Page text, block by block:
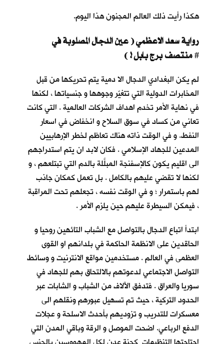
هكذا رأيت ذلك العالم المجنون هذا اليوم.
رواية سعد الاعظمي ( عين الدجال المصلوبة في
#
لم يكن البغدادي الدجال الا دمية يتم تحريكها من قبل
المخابرات الدولية التي تتغيّر وجوهها و جنسياتها ، لكنها
في نهاية الأمر تخدم اهداف الشركات العالمية . التي كانت
تعاني من كساد في سوق السلاح و انخفاض في اسعار
النفط. و في الوقت ذاته هناك تعاظم لخطر الإرهابيين
المدعين للجهاد الإسلامي . فكان لابد ان يتم استدراجهم
الى اقليم يكون كالإسفنجة المبلَّلة بالدم التي تبتلعهم ، و
لكنها لا تقضي عليهم بالكامل . بل تعمل كمكان جاذب
لهم باستمرار ؛ و في الوقت نفسه ، تجعلهم تحت المراقبة
، فيمكن السيطرة عليهم حين يلزم الأمر .
ابتدأ اتباع الدجال بالتواصل مع الشباب التائهين روحيا و
الحاقدين على الانظمة الحاكمة في بلدانهم او القوى
العظمى في العالم . مستخدمين مواقع الانترنيت و وسائط
التواصل الاجتماعي لدعوتهم بالالتحاق بهم للجهاد في
سوريا والعراق . فتدفق الآلاف من الشباب و الشابات عبر
الحدود التركية ، حيث تم تسهيل عبورهم ونقلهم الى
معسكرات للتدريب و تزوديهم بأحدث الاسلحة و عجلات
الدفع الرباعي. اضحت الموصل و الرقة وباقي المدن التي